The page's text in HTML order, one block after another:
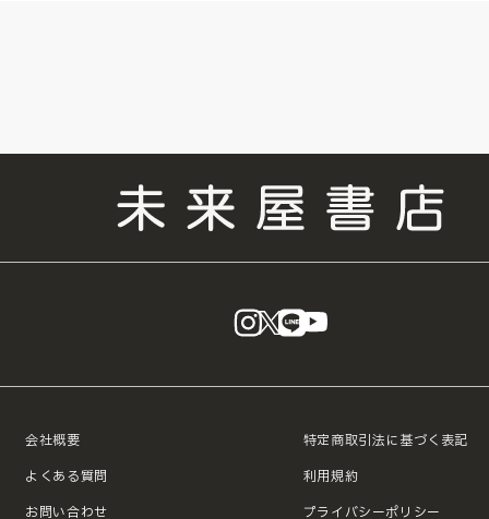
instagram
X LINE
会社概要
よくある質問
お問い合わせ
特定商取引法に基づく表記
利用規約
プライバシーポリシー